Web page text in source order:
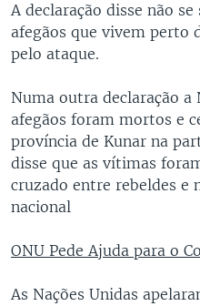
A declaração disse não
afegãos que vivem perto
pelo ataque.
Numa outra declaração a
afegãos foram mortos e
província de Kunar na
disse que as vítimas
cruzado entre rebeldes e
nacional
ONU Pede Ajuda para o
As Nações Unidas